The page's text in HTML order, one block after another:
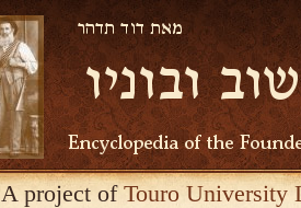
A project ofTouro University